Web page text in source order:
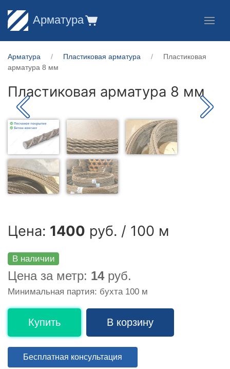
Арматура
Арматура Пластиковая арматура
Пластиковая
арматура 8 мм
Пластиковая арматура 8 мм
Цена: 1400 руб. / 100 м
В наличии
Цена за метр: 14руб.
Минимальная партия: бухта 100 м
Купить В корзину
Бесплатная консультация